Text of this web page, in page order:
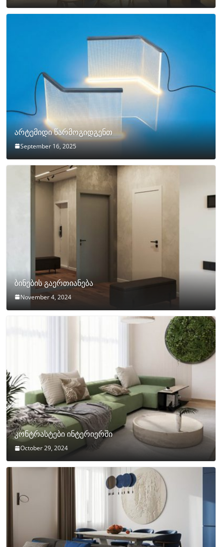
არტემიდი წარმოგიდგენთ
September 16, 2025
ბინების გაერთიანება
November 4, 2024
კონტრასტები ინტერიერში
October 29, 2024